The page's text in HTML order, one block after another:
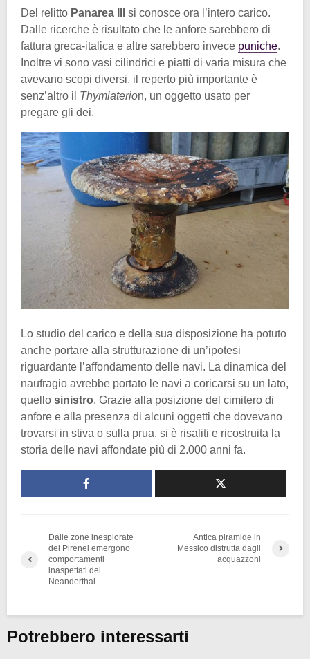
Del relitto Panarea III
si conosce ora l’intero carico.
Dalle ricerche è risultato che le anfore sarebbero di
fattura greca-italica e altre sarebbero invece puniche.
Inoltre vi sono vasi cilindrici e piatti di varia misura che
avevano scopi diversi. il reperto più importante è
senz’altro il Thymiaterion, un oggetto usato per
pregare gli dei.
Lo studio del carico e della sua disposizione ha potuto
anche portare alla strutturazione di un’ipotesi
riguardante l’affondamento delle navi. La dinamica del
naufragio avrebbe portato le navi a coricarsi su un lato,
quello sinistro. Grazie alla posizione del cimitero di
anfore e alla presenza di alcuni oggetti che dovevano
trovarsi in stiva o sulla prua, si è risaliti e ricostruita la
storia delle navi affondate più di 2.000 anni fa.
Dalle zone inesplorate
dei Pirenei emergono
comportamenti
inaspettati dei
Neanderthal
Antica piramide in
Messico distrutta dagli
acquazzoni
Potrebbero interessarti